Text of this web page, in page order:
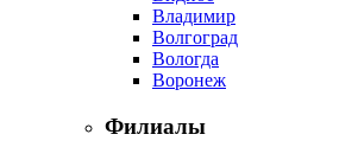
Владимир
Волгоград
Вологда
Воронеж
Филиалы